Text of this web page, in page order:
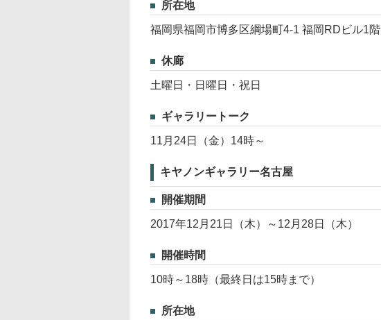
所在地
福岡県福岡市博多区綱場町4-1 福岡RDビル1階
休廊
土曜日・日曜日・祝日
ギャラリートーク
11月24日（金）14時～
キヤノンギャラリー名古屋
開催期間
2017年12月21日（木）～12月28日（木）
開催時間
10時～18時（最終日は15時まで）
所在地